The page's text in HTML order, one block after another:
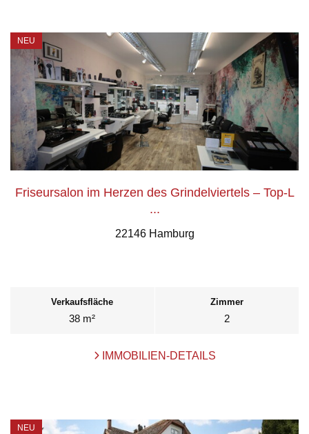
NEU
Friseursalon im Herzen des Grindelviertels – Top-L
...
22146 Hamburg
Verkaufsfläche
38 m²
Zimmer
2
IMMOBILIEN-DETAILS
NEU